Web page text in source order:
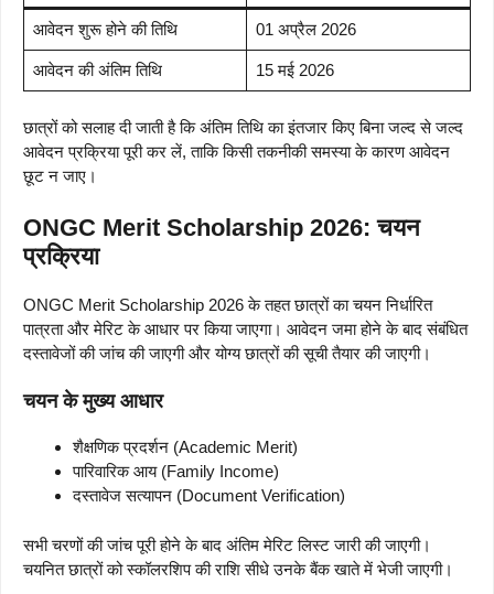
आवेदन शुरू होने की तिथि 01 अप्रैल 2026
आवेदन की अंतिम तिथि 15 मई 2026
छात्रों को सलाह दी जाती है कि अंतिम तिथि का इंतजार किए बिना जल्द से जल्द
आवेदन प्रक्रिया पूरी कर लें, ताकि किसी तकनीकी समस्या के कारण आवेदन
छूट न जाए।
ONGC Merit Scholarship 2026: चयन
प्रक्रिया
ONGC Merit Scholarship 2026 के तहत छात्रों का चयन निर्धारित
पात्रता और मेरिट के आधार पर किया जाएगा। आवेदन जमा होने के बाद संबंधित
दस्तावेजों की जांच की जाएगी और योग्य छात्रों की सूची तैयार की जाएगी।
चयन के मुख्य आधार
शैक्षणिक प्रदर्शन (Academic Merit)
पारिवारिक आय (Family Income)
दस्तावेज सत्यापन (Document Verification)
सभी चरणों की जांच पूरी होने के बाद अंतिम मेरिट लिस्ट जारी की जाएगी।
चयनित छात्रों को स्कॉलरशिप की राशि सीधे उनके बैंक खाते में भेजी जाएगी।